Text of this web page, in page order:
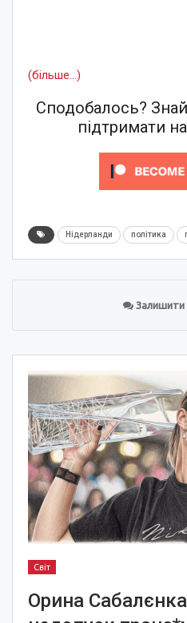
(більше…)
Сподобалось?
підтримати
Нідерланди політика
Залишити
Світ
Орина